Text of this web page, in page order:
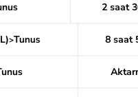
2 saat
>Tunus 8 saat